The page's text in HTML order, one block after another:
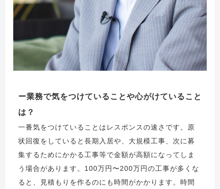
業務で気をつけていることや心がけていること
は？
一番気をつけていることはレスポンスの速さです。原
状回復をしていると長期入居や、大規模工事、次に募
集するためにかかる工事等で金額が高額になってしま
う場合があります。100万円〜200万円の工事が多くな
ると、見積もりを作るのにも時間がかかります。時間